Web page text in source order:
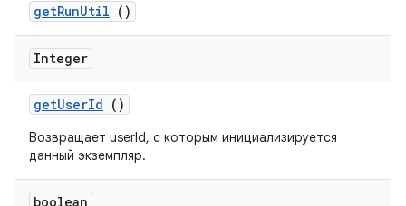
getRunUtil ()
Integer
getUserId ()
Возвращает userId, с которым инициализируется
данный экземпляр.
boolean